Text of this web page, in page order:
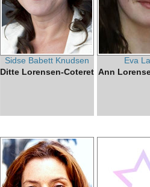
Sidse Babett Knudsen
Ditte Lorensen-Coteret
Eva
Ann